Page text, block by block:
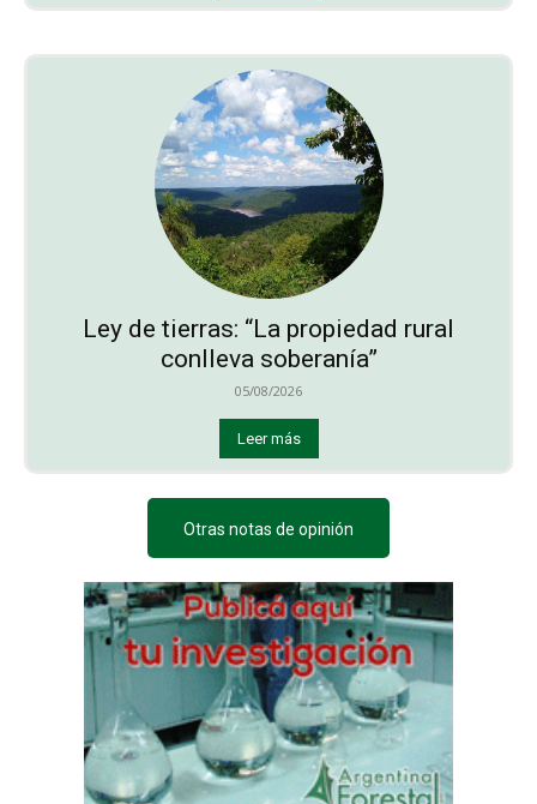
Ley de tierras: “La propiedad rural
conlleva soberanía”
05/08/2026
Leer más
Otras notas de opinión